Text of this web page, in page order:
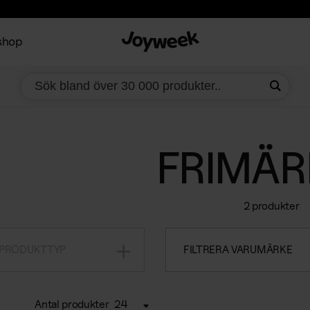
2 produkter
FILTRERA VARUMÄRKE
Antal produkter 24